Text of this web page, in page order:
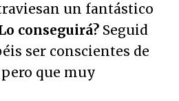
un fantástico
conseguirá? Seguid
ser conscientes de
que muy